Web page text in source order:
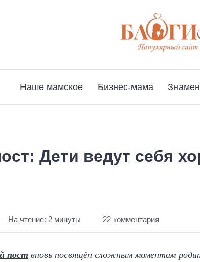
Наше мамское Бизнес-мама
Дети ведут себя
На чтение: 2 минуты 22 комментария
пост вновь посвящён сложным моментам